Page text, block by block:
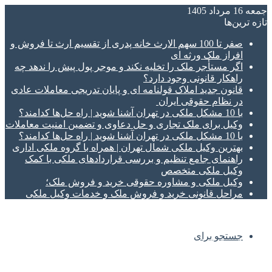
جمعه 16 مرداد 1405
تازه‌ ترین‌ها
صفر تا 100 سهم الارث خانه پدری از تقسیم ارث تا فروش و
افراز ملک ورثه ای
اگر مستأجر ملک را تخلیه نکند و موجر پول پیش را ندهد چه
راهکار قانونی وجود دارد؟
قانون جدید املاک قولنامه ای و پایان تدریجی معاملات عادی
در نظام حقوقی ایران
با 10 مشکل ملکی در تهران آشنا شوید | راه حل‌ها کدامند؟
وکیل برای ملک تجاری و حل دعاوی و تضمین امنیت معاملات
با 10 مشکل ملکی در تهران آشنا شوید | راه حل‌ها کدامند؟
بهترین وکیل ملکی شمال تهران | همراه با گروه ملکی اداری
راهنمای جامع تنظیم و بررسی قراردادهای ملکی با کمک
وکیل ملکی متخصص
وکیل ملکی و مشاوره حقوقی خرید و فروش ملک؛
مراحل قانونی خرید و فروش ملک و خدمات وکیل ملکی
جستجو برای